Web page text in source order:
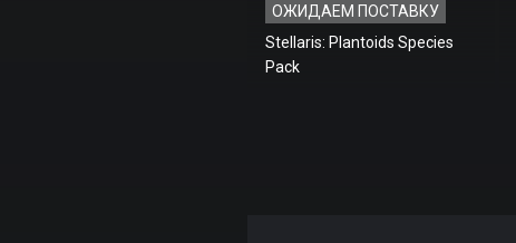
ОЖИДАЕМ ПОСТАВКУ
Stellaris: Plantoids Species
Pack